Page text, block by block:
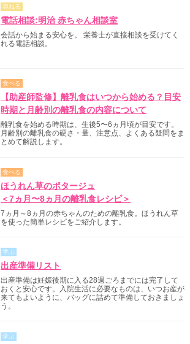
尋ねる
電話相談:明治 赤ちゃん相談室
会話から始まる安心を。 栄養士が直接相談を受けてく
れる電話相談。
食べる
【助産師監修】離乳食はいつから始める？目安
時期と月齢別の離乳食の内容について
離乳食を始める時期は、生後5〜6ヵ月頃が目安です。
月齢別の離乳食の硬さ・量、注意点、よくある疑問をま
とめて解説します。
食べる
ほうれん草のポタージュ
＜7ヵ月〜8ヵ月の離乳食レシピ＞
7ヵ月～8ヵ月の赤ちゃんのための離乳食。ほうれん草
を使った簡単レシピをご紹介します。
学ぶ
出産準備リスト
出産準備は妊娠後期に入る28週ごろまでには完了して
おくと安心です。入院生活に必要なものは、いつお産が
来てもよいように、バッグに詰めて準備しておきましょ
う。
学ぶ